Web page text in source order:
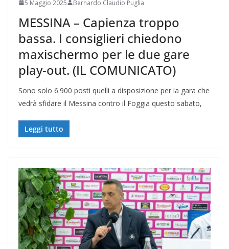
5 Maggio 2025 Bernardo Claudio Puglia
MESSINA – Capienza troppo
bassa. I consiglieri chiedono
maxischermo per le due gare
play-out. (IL COMUNICATO)
Sono solo 6.900 posti quelli a disposizione per la gara che
vedrà sfidare il Messina contro il Foggia questo sabato,
Leggi tutto